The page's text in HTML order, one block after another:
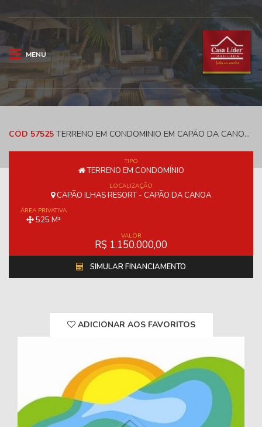
MENU
CÓD 57525 TERRENO EM CONDOMÍNIO EM CAPÃO DA CANOA E 525 M² - CAPÃO ILHAS RESORT
TIPO
TERRENO EM CONDOMÍNIO
LOCALIZAÇÃO
CAPÃO ILHAS RESORT - CAPÃO DA CANOA
ÁREA PRIVATIVA
525 M²
VALOR
R$ 1.150.000,00
SIMULAR FINANCIAMENTO
ADICIONAR AOS FAVORITOS